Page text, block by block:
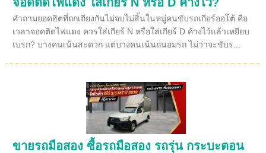
คำถามยอดฮิตที่ถกเถียงกันไม่จบไม่สิ้นในหมู่คนขับรถเกียร์ออโต้ คือ
เวลาจอดติดไฟแดง ควรใส่เกียร์ N หรือใส่เกียร์ D ค้างไว้แล้วเหยียบ
เบรก? บางคนเน้นสะดวก แต่บางคนเน้นถนอมรถ ไม่ว่าจะขับร...
ขายรถมือสอง ซื้อรถมือสอง รถรุ่น กระบะตอน